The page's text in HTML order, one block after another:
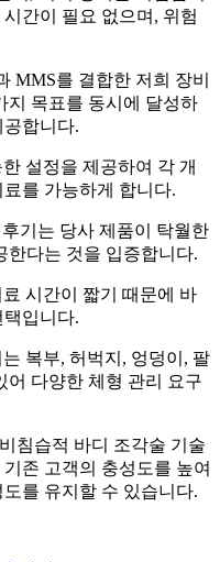
간이 필요 없으며, 위험
MMS를 결합한 저희 장비
지 목표를 동시에 달성하
합니다.
설정을 제공하여 각 개
를 가능하게 합니다.
기는 당사 제품이 탁월한
한다는 것을 입증합니다.
시간이 짧기 때문에 바
입니다.
복부, 허벅지, 엉덩이, 팔
어 다양한 체형 관리 요구
침습적 바디 조각술 기술
존 고객의 충성도를 높여
를 유지할 수 있습니다.